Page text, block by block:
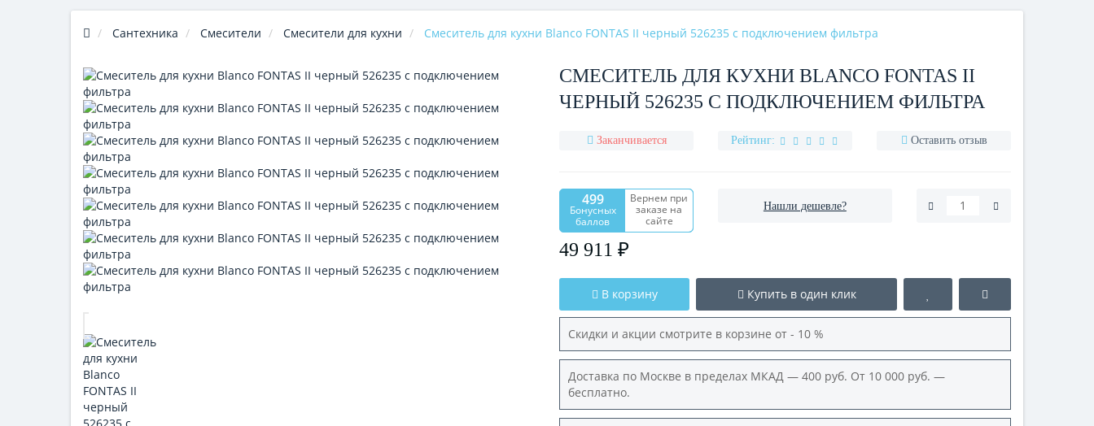
Сантехника Смесители Смесители для кухни Смеситель для кухни Blanco FONTAS II черный 526235 с подключением фильтра
СМЕСИТЕЛЬ ДЛЯ КУХНИ BLANCO FONTAS II
ЧЕРНЫЙ 526235 С ПОДКЛЮЧЕНИЕМ ФИЛЬТРА
Заканчивается Рейтинг: Оставить отзыв
499
Бонусных
баллов
Вернем при
заказе на
сайте
49 911 ₽
Нашли дешевле?
В корзину Купить в один клик
Скидки и акции смотрите в корзине от - 10 %
Доставка по Москве в пределах МКАД — 400 руб. От 10 000 руб. —
бесплатно.